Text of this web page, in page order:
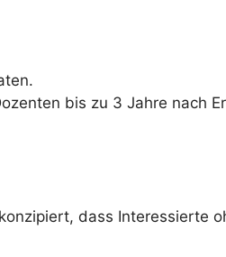
bis zu 3 Jahre nach
dass Interessierte